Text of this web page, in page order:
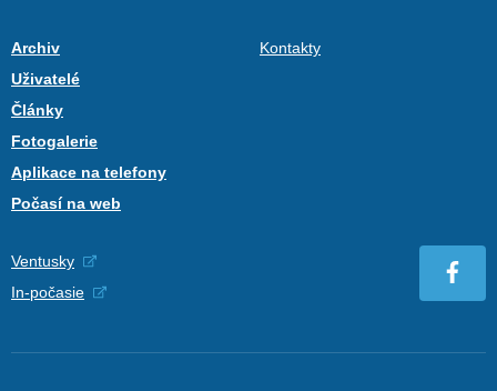
Archiv
Uživatelé
Články
Fotogalerie
Aplikace na telefony
Počasí na web
Kontakty
Ventusky
In-počasie